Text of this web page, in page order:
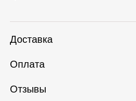
Доставка
Оплата
Отзывы